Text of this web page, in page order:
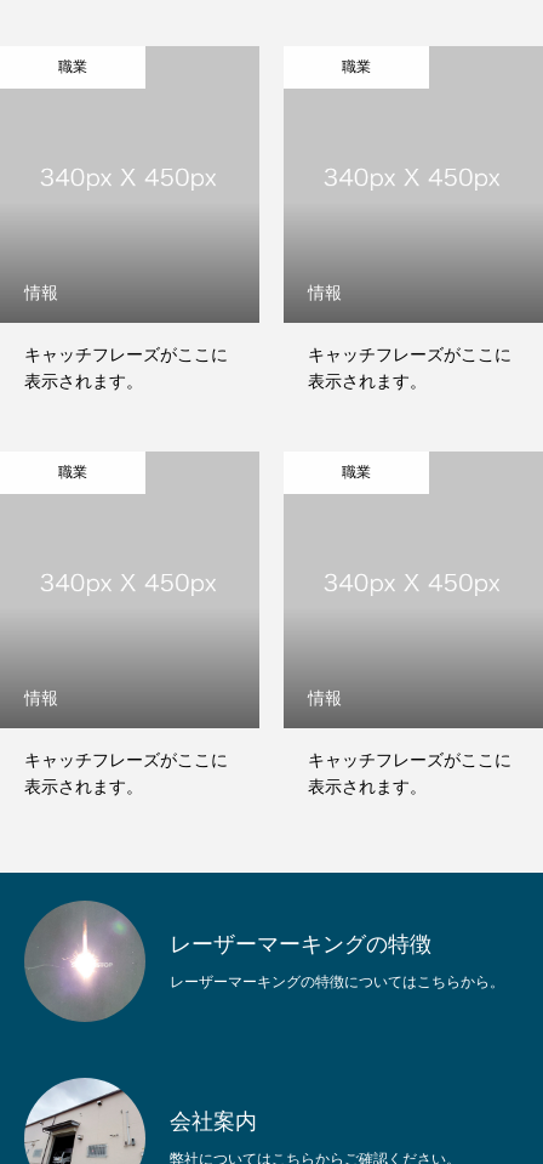
レーザーマーキング
会社案内
HOME レーザーマーキング 特殊印刷 ご依頼の流れ
職業
情報
キャッチフレーズがここに
表示されます。
職業
情報
キャッチフレーズがここに
表示されます。
職業
情報
キャッチフレーズがここに
表示されます。
職業
情報
キャッチフレーズがここに
表示されます。
レーザーマーキングの特徴
レーザーマーキングの特徴についてはこちらから。
会社案内
弊社についてはこちらからご確認ください。